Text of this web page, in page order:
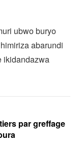
ubwo buryo
abarundi
ikidandazwa
par greffage